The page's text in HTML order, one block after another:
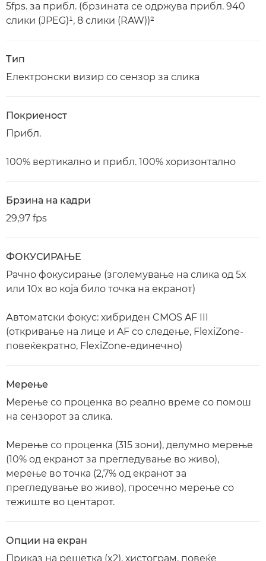
5fps. за прибл. (брзината се одржува прибл. 940
слики (JPEG)¹, 8 слики (RAW))²
Тип
Електронски визир со сензор за слика
Покриеност
Прибл.
100% вертикално и прибл. 100% хоризонтално
Брзина на кадри
29,97 fps
ФОКУСИРАЊЕ
Рачно фокусирање (зголемување на слика од 5x
или 10x во која било точка на екранот)
Автоматски фокус: хибриден CMOS AF III
(откривање на лице и AF со следење, FlexiZone-
повеќекратно, FlexiZone-единечно)
Мерење
Мерење со проценка во реално време со помош
на сензорот за слика.
Мерење со проценка (315 зони), делумно мерење
(10% од екранот за прегледување во живо),
мерење во точка (2,7% од екранот за
прегледување во живо), просечно мерење со
тежиште во центарот.
Опции на екран
Приказ на решетка (x2), хистограм, повеќе